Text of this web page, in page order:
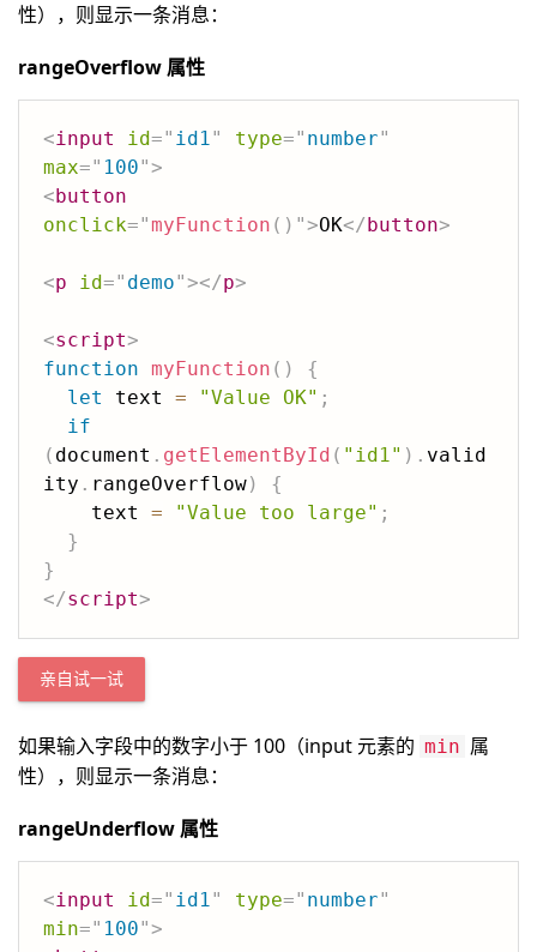
性），则显示一条消息：
rangeOverflow 属性
<input id=" id1" type=" number"
max=" 100">
<button
onclick="myFunction ( ) ">OK</button>
<p id=" demo"></p>
<script>
function myFunction ( )
{
let
text = "Value OK" ;
if
( document . getElementById ( "id1" ) . valid
ity . rangeOverflow)
{
    text
= "Value too large" ;
}
}
</script>
亲自试一试
如果输入字段中的数字小于 100（input 元素的 min 属
性），则显示一条消息：
rangeUnderflow 属性
<input id=" id1" type=" number"
min=" 100">